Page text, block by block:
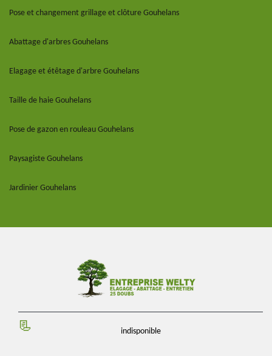
Pose et changement grillage et clôture Gouhelans
Abattage d'arbres Gouhelans
Elagage et étêtage d'arbre Gouhelans
Taille de haie Gouhelans
Pose de gazon en rouleau Gouhelans
Paysagiste Gouhelans
Jardinier Gouhelans
indisponible